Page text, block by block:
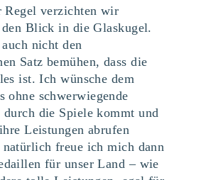
Regel verzichten wir
Blick in die Glaskugel.
nicht den
Satz bemühen, dass die
ist. Ich wünsche dem
ohne schwerwiegende
durch die Spiele kommt und
Leistungen abrufen
freue ich mich dann
für unser Land – wie